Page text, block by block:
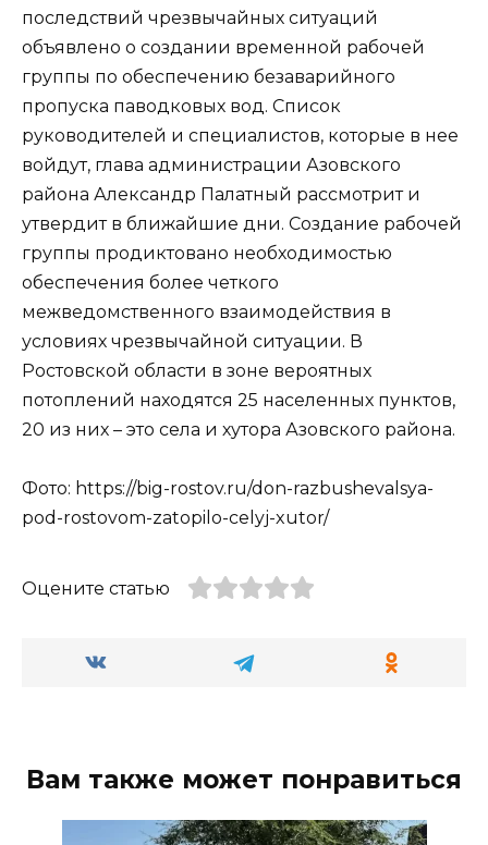
последствий чрезвычайных ситуаций
объявлено о создании временной рабочей
группы по обеспечению безаварийного
пропуска паводковых вод. Список
руководителей и специалистов, которые в нее
войдут, глава администрации Азовского
района Александр Палатный рассмотрит и
утвердит в ближайшие дни. Создание рабочей
группы продиктовано необходимостью
обеспечения более четкого
межведомственного взаимодействия в
условиях чрезвычайной ситуации. В
Ростовской области в зоне вероятных
потоплений находятся 25 населенных пунктов,
20 из них – это села и хутора Азовского района.
Фото: https://big-rostov.ru/don-razbushevalsya-
pod-rostovom-zatopilo-celyj-xutor/
Оцените статью
Вам также может понравиться